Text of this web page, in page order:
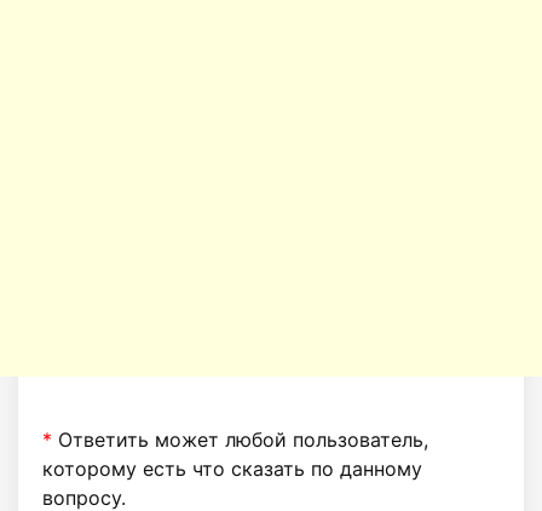
* Ответить может любой пользователь,
которому есть что сказать по данному
вопросу.